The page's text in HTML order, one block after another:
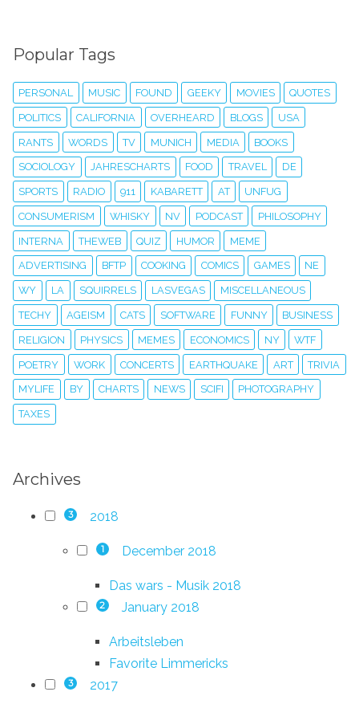
Popular Tags
PERSONAL MUSIC FOUND GEEKY MOVIES QUOTES
POLITICS CALIFORNIA OVERHEARD BLOGS USA
RANTS WORDS TV MUNICH MEDIA BOOKS
SOCIOLOGY JAHRESCHARTS FOOD TRAVEL DE
SPORTS RADIO 911 KABARETT AT UNFUG
CONSUMERISM WHISKY NV PODCAST PHILOSOPHY
INTERNA THEWEB QUIZ HUMOR MEME
ADVERTISING BFTP COOKING COMICS GAMES NE
WY LA SQUIRRELS LASVEGAS MISCELLANEOUS
TECHY AGEISM CATS SOFTWARE FUNNY BUSINESS
RELIGION PHYSICS MEMES ECONOMICS NY WTF
POETRY WORK CONCERTS EARTHQUAKE ART TRIVIA
MYLIFE BY CHARTS NEWS SCIFI PHOTOGRAPHY
TAXES
Archives
3 2018
1 December 2018
Das wars - Musik 2018
2 January 2018
Arbeitsleben
Favorite Limmericks
3 2017